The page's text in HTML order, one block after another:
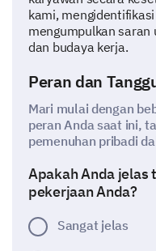
kami,
mengumpulkan saran
dan budaya kerja.
Peran dan
Mari mulai dengan
peran Anda saat ini,
pemenuhan pribadi
Apakah Anda jelas
pekerjaan Anda?
Sangat jelas